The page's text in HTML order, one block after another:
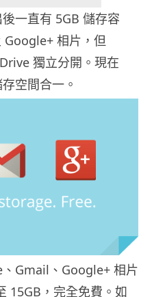
一直有 5GB 儲存容
Google+ 相片，但
獨立分開。現在
空間合一。
Gmail、Google+ 相片
15GB，完全免費。如